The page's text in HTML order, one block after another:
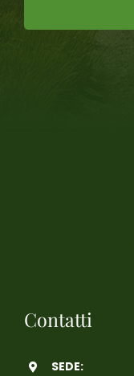
Contatti
SEDE: